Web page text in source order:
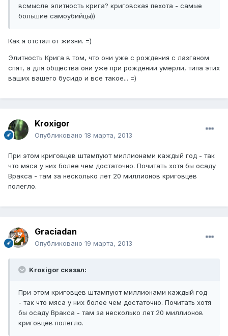
всмысле элитность крига? криговская пехота - самые
большие самоубийцы))
Как я отстал от жизни. =)
Элитность Крига в том, что они уже с рождения с лазганом
спят, а для общества они уже при рождении умерли, типа этих
ваших вашего бусидо и все такое... =)
Kroxigor
Опубликовано 18 марта, 2013
При этом криговцев штампуют миллионами каждый год - так
что мяса у них более чем достаточно. Почитать хотя бы осаду
Вракса - там за несколько лет 20 миллионов криговцев
полегло.
Graciadan
Опубликовано 19 марта, 2013
Kroxigor сказал:
При этом криговцев штампуют миллионами каждый год
- так что мяса у них более чем достаточно. Почитать хотя
бы осаду Вракса - там за несколько лет 20 миллионов
криговцев полегло.